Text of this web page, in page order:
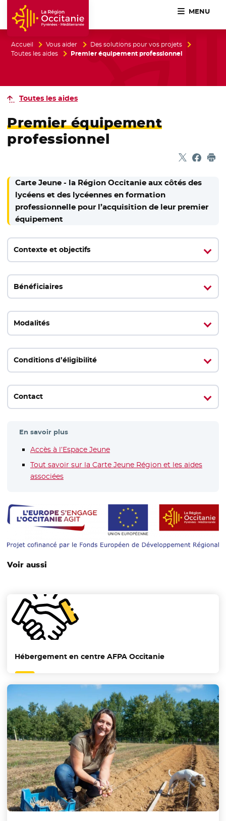
Accueil Région Occitanie / Pyrénées-Méditerranée
MENU
Accueil Vous aider
Des solutions pour vos projets
Toutes les aides
Premier équipement professionnel
Toutes les aides
Premier équipement
professionnel
Partager
- Nouvelle
-
Carte Jeune - la Région Occitanie aux côtés des
lycéens et des lycéennes en formation
professionnelle pour l’acquisition de leur premier
équipement
Contexte et objectifs
Bénéficiaires
Modalités
Conditions d’éligibilité
Contact
En savoir plus
Accès à l’Espace Jeune- Nouvelle fenêtre
Tout savoir sur la Carte Jeune Région et les aides
associées
Voir aussi
Hébergement en centre AFPA Occitanie